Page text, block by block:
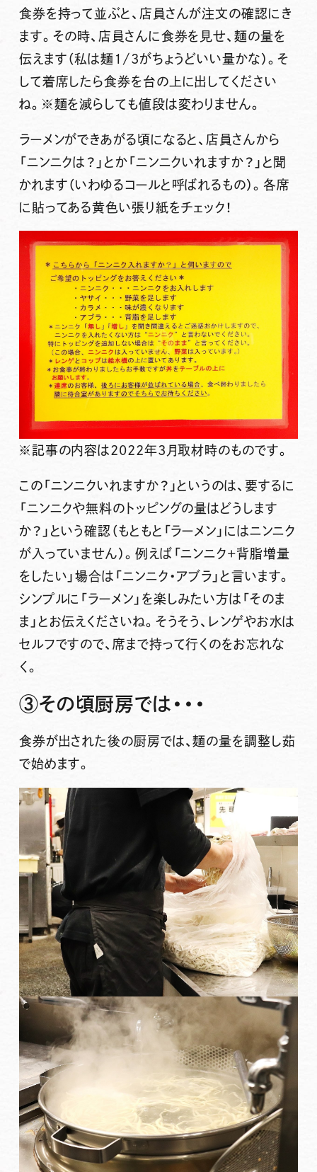
食券を持って並ぶと、店員さんが注文の確認にき
ます。その時、 店員さんに食券を見せ、麺の量を
伝えます （私は麺1/3がちょうどいい量かな）。そ
して着席したら食券を台の上に出してください
ね。※麺を減らしても値段は変わりません。
ラーメンができあがる頃になると、店員さんから
「ニンニクは？」とか「ニンニクいれますか？」と聞
かれます （いわゆるコールと呼ばれるもの）。各席
に貼ってある黄色い張り紙をチェック！
※記事の内容は2022年3月取材時のものです。
この「ニンニクいれますか？」というのは、 要するに
「ニンニクや無料のトッピングの量はどうします
か？」という確認 （もともと「ラーメン」にはニンニク
が入っていません）。例えば「ニンニク+背脂増量
をしたい」場合は「ニンニク・アブラ」と言います。
シンプルに「ラーメン」を楽しみたい方は「そのま
ま」とお伝えくださいね。そうそう、レンゲやお水は
セルフですので、席まで持って行くのをお忘れな
く。
③その頃厨房では・・・
食券が出された後の厨房では、麺の量を調整し茹
で始めます。